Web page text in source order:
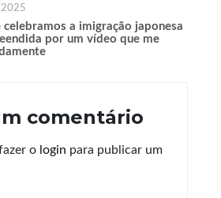
celebramos a imigração japonesa
por um vídeo que me
comentário
o login para publicar um